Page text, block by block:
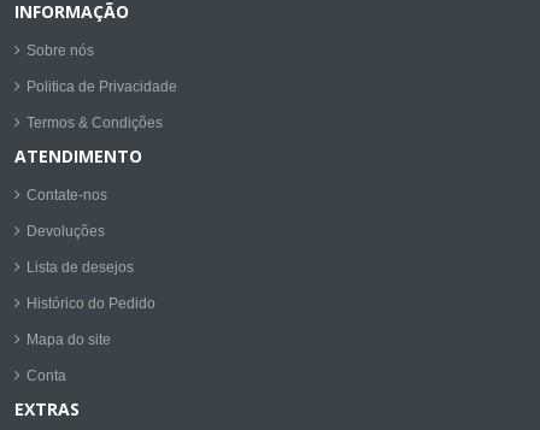
INFORMAÇÃO
Sobre nós
Politica de Privacidade
Termos & Condições
ATENDIMENTO
Contate-nos
Devoluções
Lista de desejos
Histórico do Pedido
Mapa do site
Conta
EXTRAS